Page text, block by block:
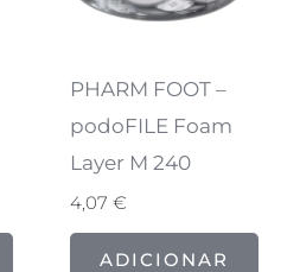
PHARM FOOT –
podoFILE Foam
Layer M 240
4,07€
ADICIONAR